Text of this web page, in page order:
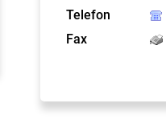
Telefon
Fax